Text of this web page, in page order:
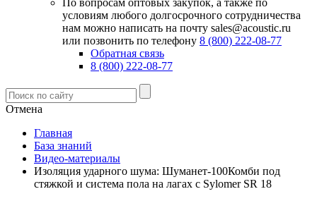
По вопросам оптовых закупок, а также по
условиям любого долгосрочного сотрудничества
нам можно написать на почту sales@acoustic.ru
или позвонить по телефону 8 (800) 222-08-77
Обратная связь
8 (800) 222-08-77
Отмена
Главная
База знаний
Видео-материалы
Изоляция ударного шума: Шуманет-100Комби под
стяжкой и система пола на лагах с Sylomer SR 18